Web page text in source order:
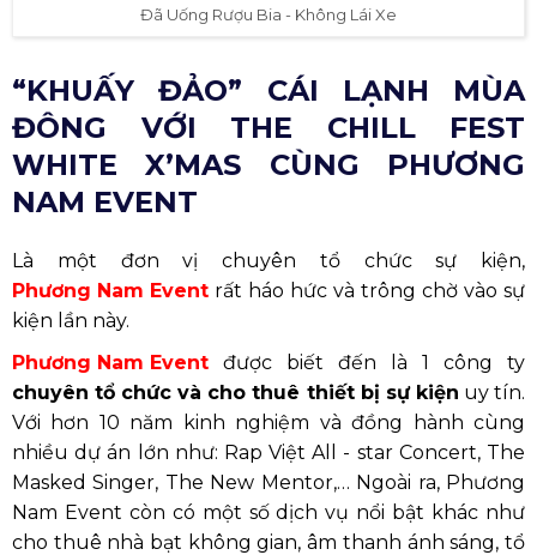
Đã Uống Rượu Bia - Không Lái Xe
“KHUẤY ĐẢO” CÁI LẠNH MÙA
ĐÔNG VỚI THE CHILL FEST
WHITE X’MAS CÙNG PHƯƠNG
NAM EVENT
Là một đơn vị chuyên tổ chức sự kiện,
Phương Nam Event rất háo hức và trông chờ vào sự
kiện lần này.
Phương Nam Event được biết đến là 1 công ty
chuyên tổ chức và cho thuê thiết bị sự kiện uy tín.
Với hơn 10 năm kinh nghiệm và đồng hành cùng
nhiều dự án lớn như: Rap Việt All - star Concert, The
Masked Singer, The New Mentor,… Ngoài ra, Phương
Nam Event còn có một số dịch vụ nổi bật khác như
cho thuê nhà bạt không gian, âm thanh ánh sáng, tổ